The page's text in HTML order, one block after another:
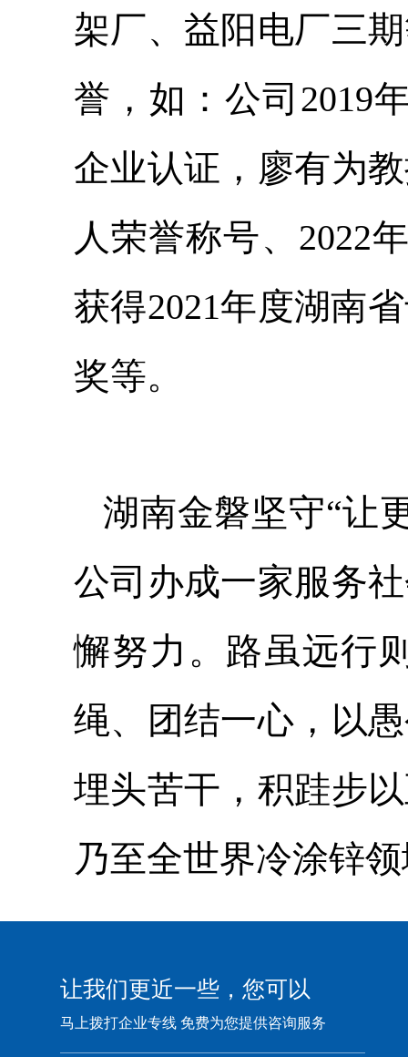
架厂、益阳电厂三
誉，如：公司2019
企业认证，廖有为
人荣誉称号、2022
获得2021年度湖南
奖等。
湖南金磐坚守“让
公司办成一家服务
懈努力。路虽远行
绳、团结一心，以
埋头苦干，积跬步
乃至全世界冷涂锌
让我们更近一些，您可以
马上拨打企业专线 免费为您提供咨询服务